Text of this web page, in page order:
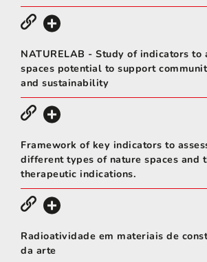
NATURELAB - Study of indicators to
spaces potential to support
and sustainability
Framework of key indicators to
different types of nature spaces and
therapeutic indications.
Radioatividade em materiais de
da arte